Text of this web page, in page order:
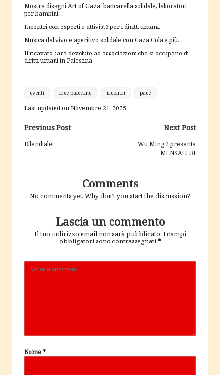
Mostra disegni Art of Gaza, bancarella solidale, laboratori
per bambini.
Incontri con esperti e attivist3 per i diritti umani.
Musica dal vivo e aperitivo solidale con Gaza Cola e più.
Il ricavato sarà devoluto ad associazioni che si occupano di
diritti umani in Palestina.
Tags:
eventi free palestine incontri pace
Last updated on Novembre 21, 2025
Post
navigation
Previous Post
Dilendialet
Next Post
Wu Ming 2 presenta
MENSALERI
Comments
No comments yet. Why don’t you start the discussion?
Lascia un commento
Il tuo indirizzo email non sarà pubblicato.I campi
obbligatori sono contrassegnati*
Nome*